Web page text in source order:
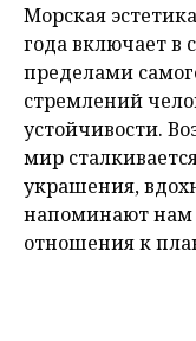
Морская
года включает в
пределами
стремлений
устойчивости.
мир
украшения,
напоминают нам
отношения к